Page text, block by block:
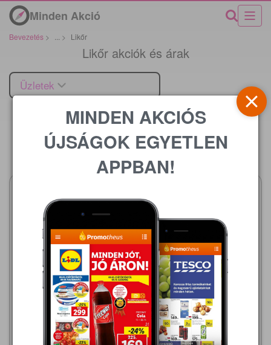
Minden Akció
Bevezetés > > Likőr
Likőr akciók és árak
Üzletek
Ár
2026.08.13 - 08.19
Zwack Unicum, Unicum
SPAR
2026.08.06 - 08.12
6,50 Ft
MINDEN AKCIÓS
ÚJSÁGOK EGYETLEN
APPBAN!